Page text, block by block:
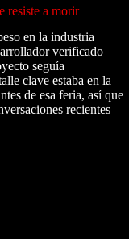
resiste a morir
en la industria
verificado
seguía
clave estaba en la
de esa feria, así que
recientes